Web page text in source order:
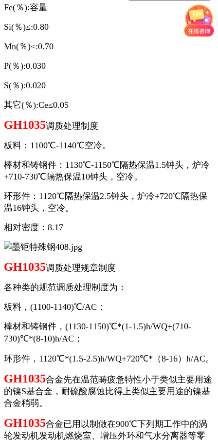
Fe(％):容量
Si(％)≤:0.80
Mn(％)≤:0.70
P(％):0.030
S(％):0.020
其它(％):Ce≤0.05
GH1035调质处理制度
板料：1100℃-1140℃空冷。
棒材和铸钢件：1130℃-1150℃隔热保温1.5钟头，炉冷
+710-730℃隔热保温10钟头，空冷。
环形件：1120℃隔热保温2.5钟头，炉冷+720℃隔热保
温16钟头，空冷。
相对密度：8.17
GH1035调质处理规章制度
各种类的规范调质处理制度为：
板料，(1100-1140)℃/AC；
棒材和铸钢件，(1130-1150)℃*(1-1.5)h/WQ+(710-
730)℃*(8-10)h/AC；
环形件，1120℃*(1.5-2.5)h/WQ+720℃*（8-16）h/AC。
GH1035合金先在温范畴疲惫特性小于类似主要用途
的镍S基合金，耐硫酸腐蚀比得上类似主要用途的镍基
合金稍弱。
GH1035合金已用以制做在900℃下列期工作中的涡
轮发动机发动机燃烧室、增压外环和气水分离器等零